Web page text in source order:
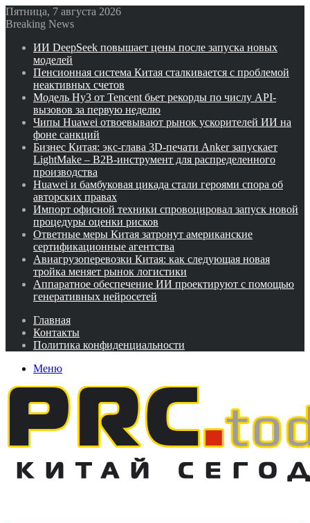
Пятница, 7 августа 2026
Breaking News
ИИ DeepSeek повышает цены после запуска новых
моделей
Пенсионная система Китая сталкивается с проблемой
неактивных счетов
Модель Hy3 от Tencent бьет рекорды по числу API-
вызовов за первую неделю
Чипы Huawei отвоевывают рынок ускорителей ИИ на
фоне санкций
Бизнес Китая: экс-глава 3D-печати Anker запускает
LightMake – B2B-инструмент для распределенного
производства
Huawei и бамбуковая цикада стали героями спора об
авторских правах
Импорт офисной техники спровоцировал запуск новой
процедуры оценки рисков
Ответные меры Китая затронут американские
сертификационные агентства
Авиагрузоперевозки Китая: как следующая новая
тройка меняет рынок логистики
Аппаратное обеспечение ИИ проектируют с помощью
генеративных нейросетей
Главная
Контакты
Политика конфиденциальности
Меню